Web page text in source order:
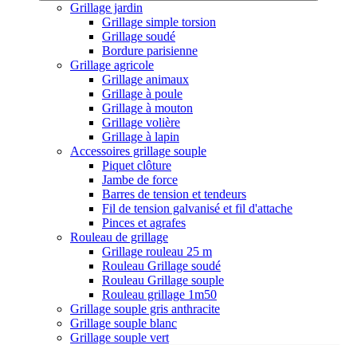
Grillage jardin
Grillage simple torsion
Grillage soudé
Bordure parisienne
Grillage agricole
Grillage animaux
Grillage à poule
Grillage à mouton
Grillage volière
Grillage à lapin
Accessoires grillage souple
Piquet clôture
Jambe de force
Barres de tension et tendeurs
Fil de tension galvanisé et fil d'attache
Pinces et agrafes
Rouleau de grillage
Grillage rouleau 25 m
Rouleau Grillage soudé
Rouleau Grillage souple
Rouleau grillage 1m50
Grillage souple gris anthracite
Grillage souple blanc
Grillage souple vert